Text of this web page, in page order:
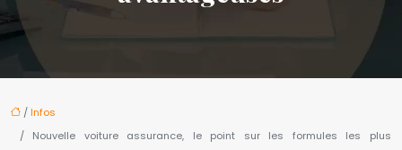
/Infos
/ Nouvelle voiture assurance, le point sur les formules les plus